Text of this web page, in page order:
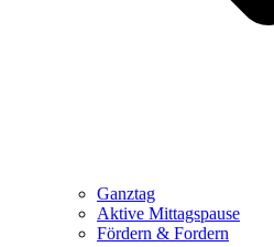
Ganztag
Aktive Mittagspause
Fördern & Fordern